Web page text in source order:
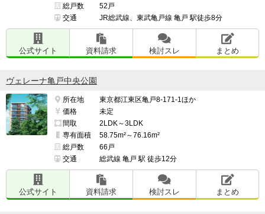
総戸数
52戸
交通
JR総武線、東武亀戸線 亀戸 駅徒歩8分
公式サイト 資料請求 検討スレ まとめ
ヴェレーナ亀戸中央公園
所在地
東京都江東区亀戸8-171-1ほか
価格
未定
間取
2LDK～3LDK
専有面積
58.75m²～76.16m²
総戸数
66戸
交通
総武線 亀戸 駅 徒歩12分
公式サイト 資料請求 検討スレ まとめ